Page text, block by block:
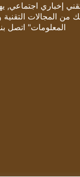
إخباري اجتماعي,
من المجالات
المعلومات" اتصل